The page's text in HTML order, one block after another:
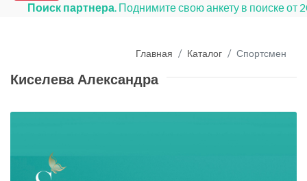
Поиск партнера. Поднимите свою анкету в поиске от
Главная Каталог Спортсмен
Киселева Александра